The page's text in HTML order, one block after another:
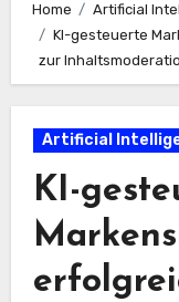
Home
Artificial
KI-gesteuerte
zur
Artificial
KI-